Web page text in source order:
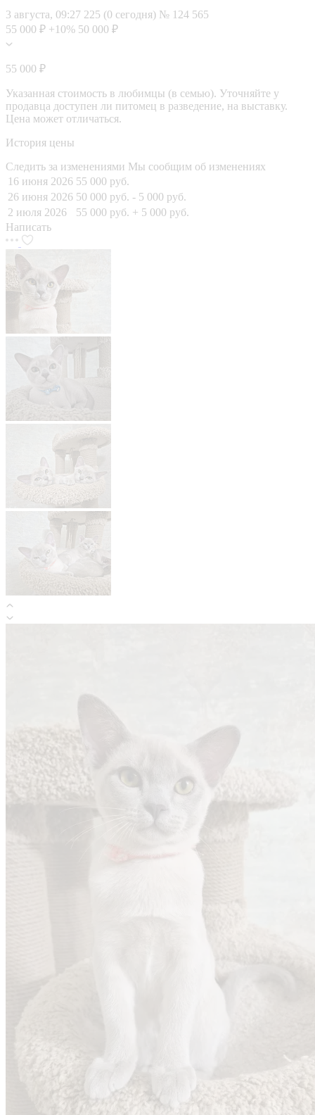
3 августа, 09:27 225 (0 сегодня) № 124 565
55 000 ₽ +10% 50 000 ₽
55 000 ₽
Указанная стоимость в любимцы (в семью). Уточняйте у
продавца доступен ли питомец в разведение, на выставку.
Цена может отличаться.
История цены
Следить за изменениями Мы сообщим об изменениях
16 июня 2026 55 000 руб.
26 июня 2026 50 000 руб. - 5 000 руб.
2 июля 2026
55 000 руб. + 5 000 руб.
Написать